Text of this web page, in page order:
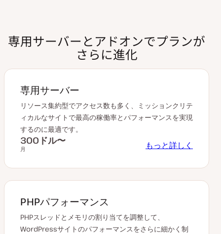
専用サーバーとアドオンでプランが
さらに進化
専用サーバー
リソース集約型でアクセス数も多く、ミッションクリテ
ィカルなサイトで最高の稼働率とパフォーマンスを実現
するのに最適です。
300ドル〜
月 もっと詳しく
PHPパフォーマンス
PHPスレッドとメモリの割り当てを調整して、
WordPressサイトのパフォーマンスをさらに細かく制